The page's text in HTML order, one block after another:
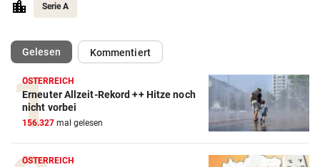
Serie A
Gelesen(ausgewählt)Kommentiert
ÖSTERREICH
Erneuter Allzeit-Rekord ++ Hitze noch
nicht vorbei
156.327 mal gelesen
ÖSTERREICH
Action-Cam Vergleich
ZUM VERGLEICH
Crosstrainer Vergleich